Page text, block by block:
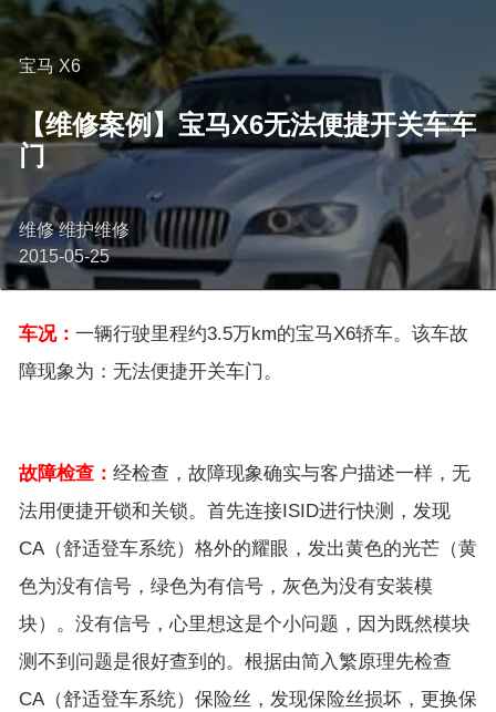
宝马 X6
【维修案例】宝马X6无法便捷开关车车
门
维修 维护维修
2015-05-25
车况： 一辆行驶里程约3.5万km的宝马X6轿车。该车故
障现象为：无法便捷开关车门。
故障检查： 经检查，故障现象确实与客户描述一样，无
法用便捷开锁和关锁。首先连接ISID进行快测，发现
CA（舒适登车系统）格外的耀眼，发出黄色的光芒（黄
色为没有信号，绿色为有信号，灰色为没有安装模
块）。没有信号，心里想这是个小问题，因为既然模块
测不到问题是很好查到的。根据由简入繁原理先检查
CA（舒适登车系统）保险丝，发现保险丝损坏，更换保